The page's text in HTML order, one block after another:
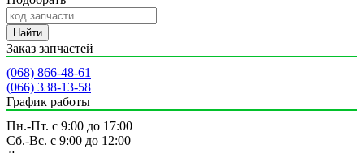
Найти
Заказ запчастей
(068) 866-48-61
(066) 338-13-58
График работы
Пн.-Пт. с 9:00 до 17:00
Сб.-Вс. с 9:00 до 12:00